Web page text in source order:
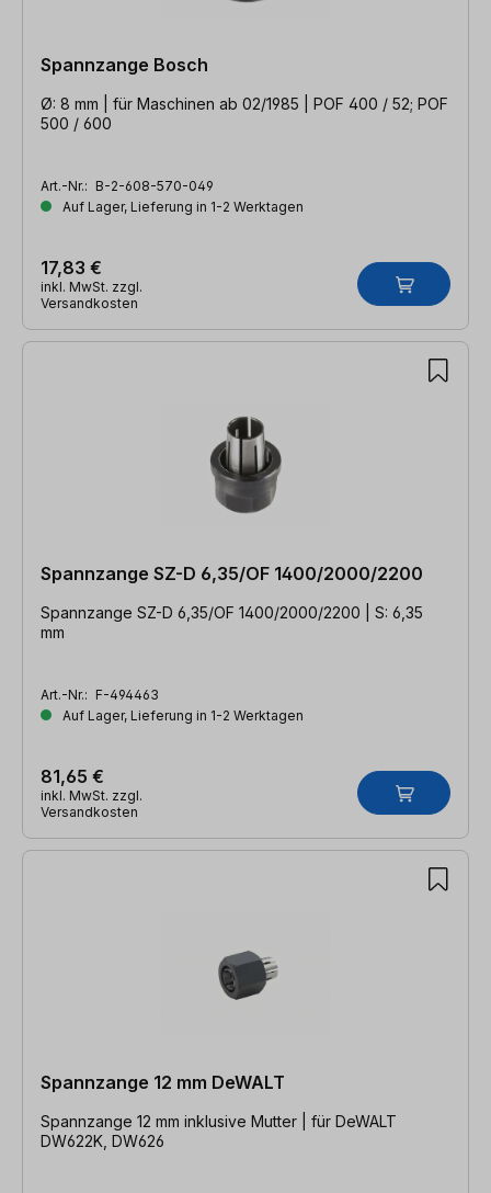
Spannzange Bosch
Ø: 8 mm | für Maschinen ab 02/1985 | POF 400 / 52; POF
500 / 600
Art.-Nr.: B-2-608-570-049
Auf Lager, Lieferung in 1-2 Werktagen
17,83 €
inkl. MwSt. zzgl.
Versandkosten
Spannzange SZ-D 6,35/OF 1400/2000/2200
Spannzange SZ-D 6,35/OF 1400/2000/2200 | S: 6,35
mm
Art.-Nr.: F-494463
Auf Lager, Lieferung in 1-2 Werktagen
81,65 €
inkl. MwSt. zzgl.
Versandkosten
Spannzange 12 mm DeWALT
Spannzange 12 mm inklusive Mutter | für DeWALT
DW622K, DW626